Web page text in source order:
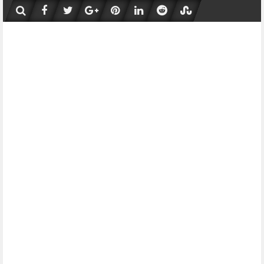
content